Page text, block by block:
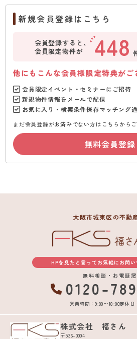
新規会員登録はこちら
会員登録すると、
会員限定物件が
448
他にもこんな会員様限定特典がご
会員限定イベント・セミナーにご招待
新規物件情報をメールで配信
お気に入り・検索条件保存マッチング
まだ会員登録がお済みでない方はこちらからご
無料会員登録
大阪市城東区の不動
HPを見たと言ってお気軽にお問
無料相談・お電話窓
0120-
営業時間：9:00〜18:00定休日
株式会社 福さん
〒536-0004